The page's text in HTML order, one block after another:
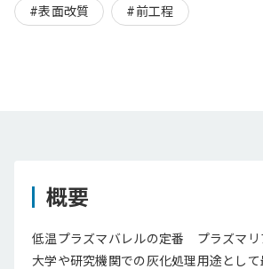
#表面改質 #前工程
概要
低温プラズマバレルの定番 プラズマリ
大学や研究機関での灰化処理用途とし